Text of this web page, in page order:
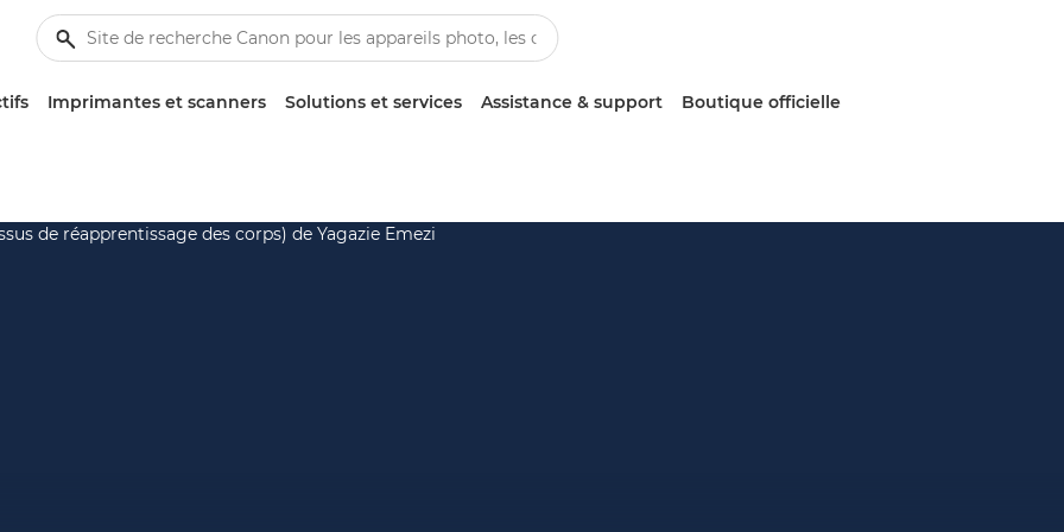
Imprimantes et scanners Solutions et services Assistance & support Boutique officielle